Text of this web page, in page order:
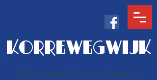
KORREWEGWIJK
De Korrewegwijk Groningen bestaat uit